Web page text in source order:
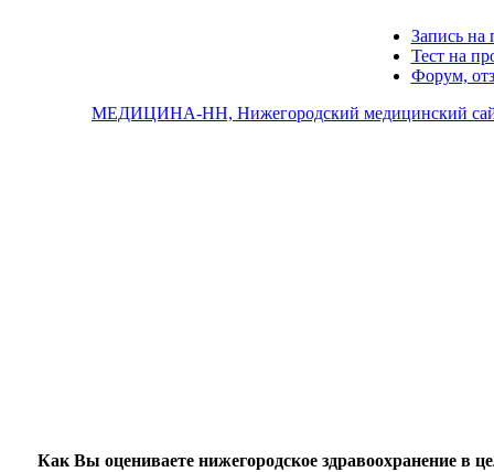
Запись на
Тест на
Форум,
МЕДИЦИНА-НН, Нижегородский медицинский
Как Вы оцениваете нижегородское здравоохранение в